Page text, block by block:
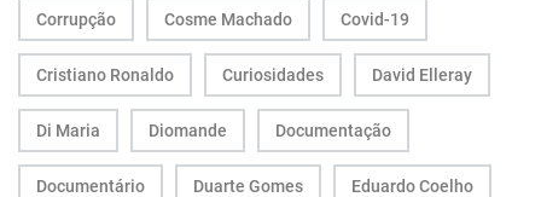
Corrupção Cosme Machado Covid-19
Cristiano Ronaldo Curiosidades David Elleray
Di Maria Diomande Documentação
Documentário Duarte Gomes Eduardo Coelho